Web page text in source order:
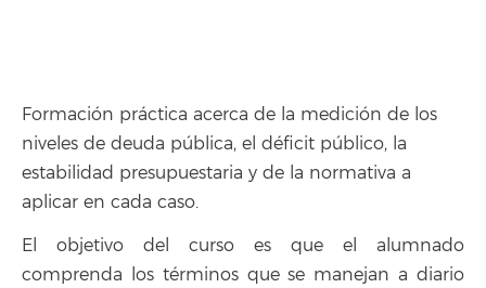
Formación práctica acerca de la medición de los
niveles de deuda pública, el déficit público, la
estabilidad presupuestaria y de la normativa a
aplicar en cada caso.
El objetivo del curso es que el alumnado
comprenda los términos que se manejan a diario